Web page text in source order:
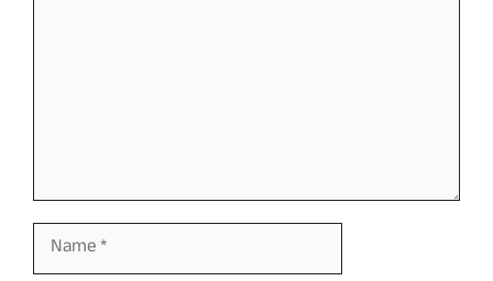
Name